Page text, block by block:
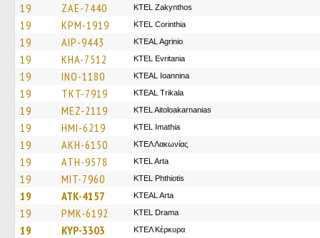
19 ZAE-7440 KTEL Zakynthos
19 KPM-1919 KTEL Corinthia
19 AIP-9443 KTEAL Agrinio
19 KHA-7512 ΚΤΕL Evritania
19 INO-1180 KTEAL Ioannina
19 TKT-7919 KTEAL Trikala
19 MEZ-2119 KTEL Aitoloakarnanias
19 HMI-6219 KTEL Imathia
19 AKH-6150 ΚΤΕΛ Λακωνίας
19 ATH-9578 KTEL Arta
19 MIT-7960 ΚΤΕL Phthiotis
19 ATK-4157 KTEAL Arta
19 PMK-6192 KTEL Drama
19 KYP-3303 ΚΤΕΛ Κέρκυρα